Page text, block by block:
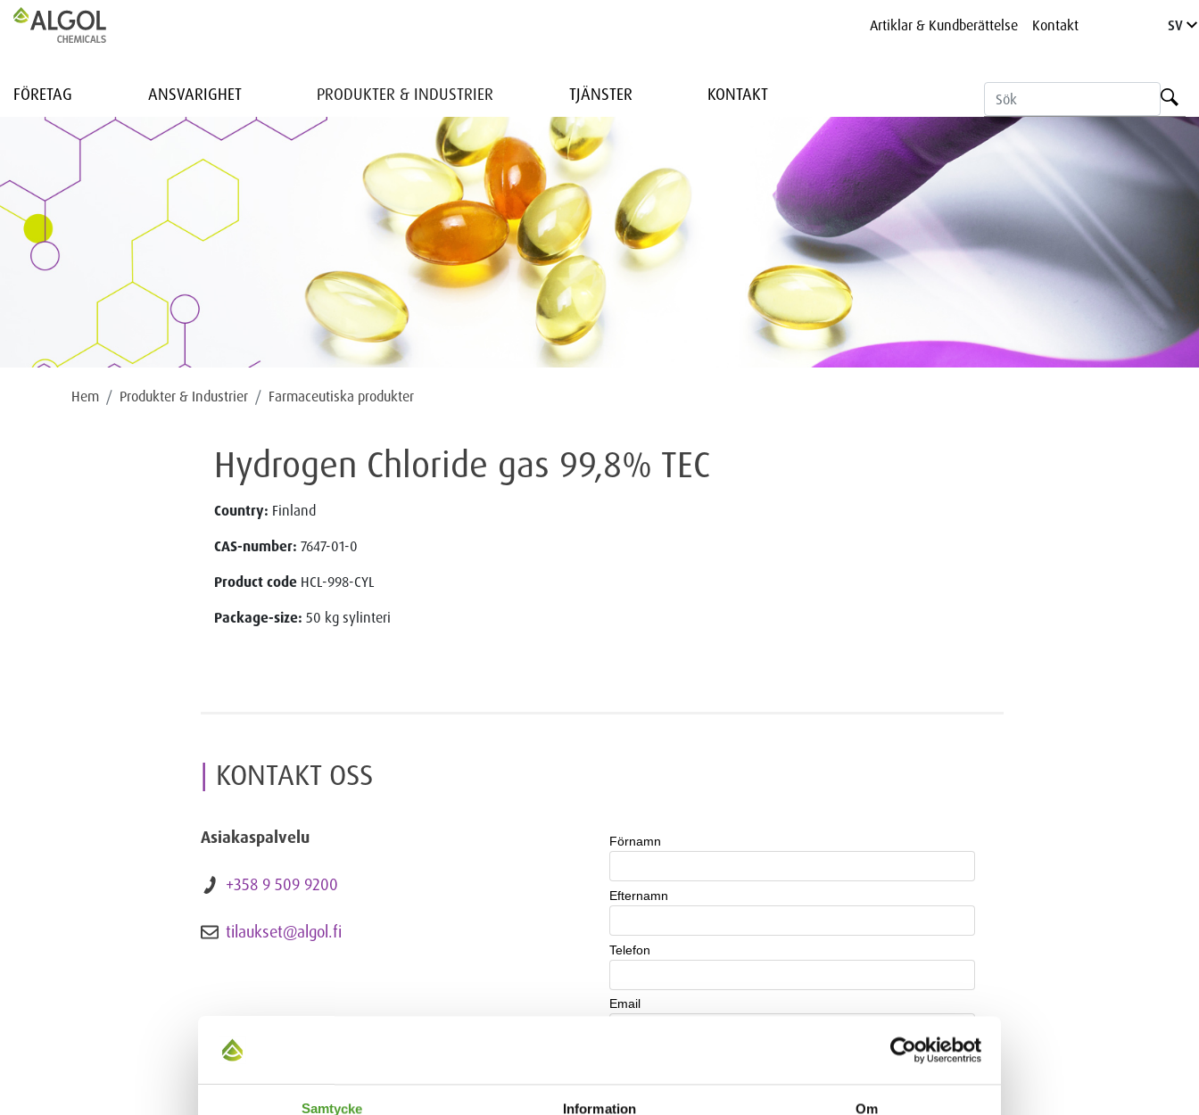
Samtycke Information Om
Artiklar & Kundberättelse Kontakt SV
FÖRETAG ANSVARIGHET PRODUKTER & INDUSTRIER TJÄNSTER KONTAKT
Hem Produkter & Industrier Farmaceutiska produkter
Hydrogen Chloride gas 99,8% TEC
Country: Finland
CAS-number: 7647-01-0
Product code HCL-998-CYL
Package-size: 50 kg sylinteri
KONTAKT OSS
Asiakaspalvelu
+358 9 509 9200
tilaukset@algol.fi